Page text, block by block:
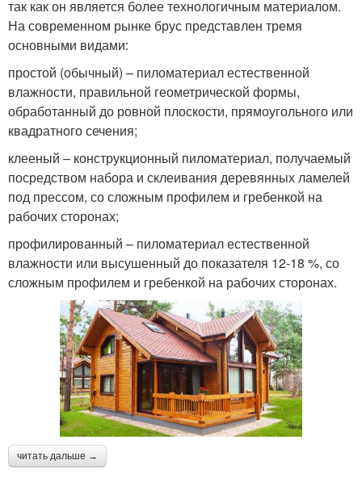
так как он является более технологичным материалом.
На современном рынке брус представлен тремя
основными видами:
простой (обычный) – пиломатериал естественной
влажности, правильной геометрической формы,
обработанный до ровной плоскости, прямоугольного или
квадратного сечения;
клееный – конструкционный пиломатериал, получаемый
посредством набора и склеивания деревянных ламелей
под прессом, со сложным профилем и гребенкой на
рабочих сторонах;
профилированный – пиломатериал естественной
влажности или высушенный до показателя 12-18 %, со
сложным профилем и гребенкой на рабочих сторонах.
читать дальше →